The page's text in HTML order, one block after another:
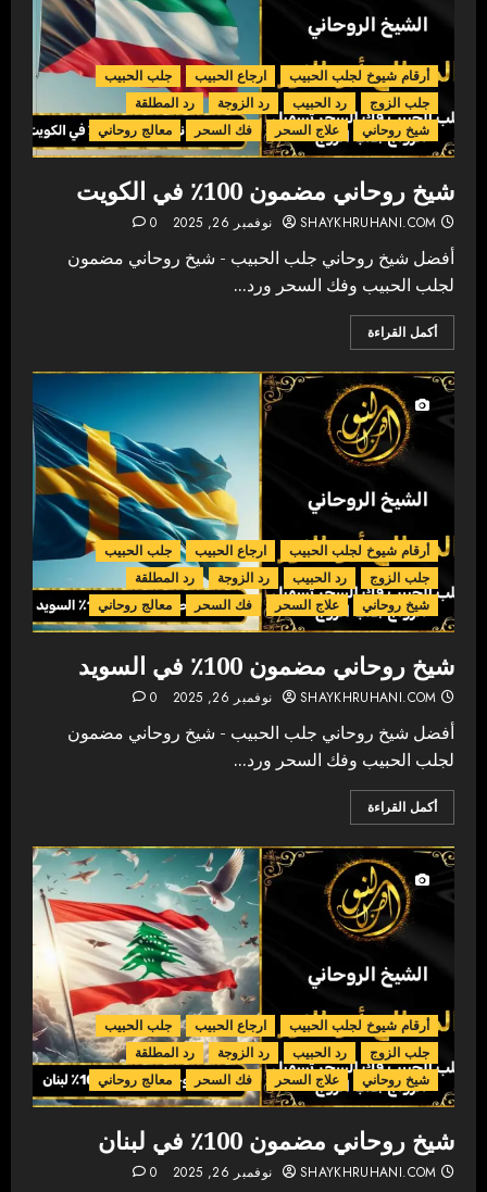
أرقام شيوخ لجلب الحبيب ارجاع الحبيب
جلب الحبيب
جلب الزوج
رد الحبيب رد الزوجة
رد المطلقة
شيخ روحاني
علاج السحر فك السحر معالج روحاني
شيخ روحاني مضمون 100٪ في الكويت
SHAYKHRUHANI.COM نوفمبر 26, 2025 0
أفضل شيخ روحاني جلب الحبيب - شيخ روحاني مضمون
لجلب الحبيب وفك السحر ورد...
أكمل القراءة
أرقام شيوخ لجلب الحبيب ارجاع الحبيب
جلب الحبيب
جلب الزوج
رد الحبيب رد الزوجة
رد المطلقة
شيخ روحاني
علاج السحر فك السحر معالج روحاني
شيخ روحاني مضمون 100٪ في السويد
SHAYKHRUHANI.COM نوفمبر 26, 2025 0
أفضل شيخ روحاني جلب الحبيب - شيخ روحاني مضمون
لجلب الحبيب وفك السحر ورد...
أكمل القراءة
أرقام شيوخ لجلب الحبيب ارجاع الحبيب
جلب الحبيب
جلب الزوج
رد الحبيب رد الزوجة
رد المطلقة
شيخ روحاني
علاج السحر فك السحر معالج روحاني
شيخ روحاني مضمون 100٪ في لبنان
SHAYKHRUHANI.COM نوفمبر 26, 2025 0